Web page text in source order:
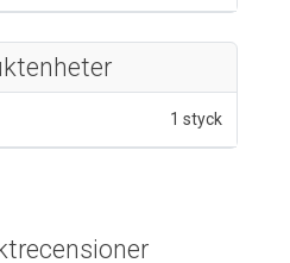
1 styck